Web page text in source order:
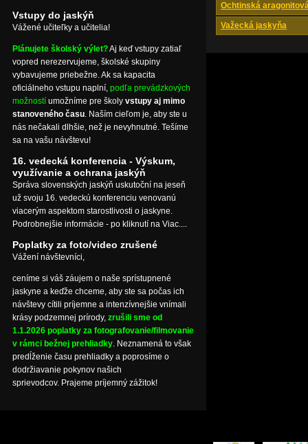
Ochtinská
Važecká jaskyňa
Vstupy do jaskýň
Vážené učiteľky a učitelia!
Plánujete školský výlet?Aj keď vstupy zatiaľ
vopred nerezervujeme, školské skupiny
vybavujeme priebežne. Ak sa kapacita
oficiálneho vstupu naplní, podľa prevádzkových
možností umožníme pre školy vstupy aj mimo
stanoveného času. Naším cieľom je, aby ste u
nás nečakali dlhšie, než je nevyhnutné. Tešíme
sa na vašu návštevu!
16. vedecká konferencia - Výskum,
využívanie a ochrana jaskýň
Správa slovenských jaskýň uskutoční na jeseň
už svoju 16. vedeckú konferenciu venovanú
viacerým aspektom starostlivosti o jaskyne.
Podrobnejšie informácie - po kliknutí na Viac....
Poplatky za foto/video zrušené
Vážení návštevníci,
ceníme si váš záujem o naše sprístupnené
jaskyne a keďže chceme, aby ste sa počas ich
návštevy cítili príjemne a intenzívnejšie vnímali
krásy podzemnej prírody, zrušili sme od
1.1.2026 poplatky za fotografovanie/filmovanie
v rámci bežnej prehliadky. Neznamená to však
predĺženie času prehliadky a poprosíme o
dodržiavanie pokynov našich
sprievodcov. Prajeme príjemný zážitok!